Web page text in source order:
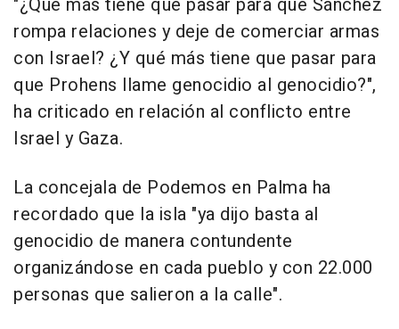
rompa relaciones y deje de comerciar armas
con Israel? ¿Y qué más tiene que pasar para
que Prohens llame genocidio al genocidio?",
ha criticado en relación al conflicto entre
Israel y Gaza.
La concejala de Podemos en Palma ha
recordado que la isla "ya dijo basta al
genocidio de manera contundente
organizándose en cada pueblo y con 22.000
personas que salieron a la calle".